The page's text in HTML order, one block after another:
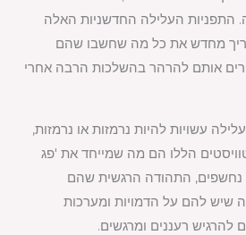
התפניות העלילה החדשניות האלה
מחדש את כל מה שחשבו שהם
אותם להרהר בהשלכות הרבה אחרי
עשויות להיות נרמזות או נרמזות,
הללו הם מה שמייחד את 'פג
הם נחשפים, התהודה הרגשית שהם
שיש להם על הדמויות ומערכות
להרגיש רעננים ומרגשים.